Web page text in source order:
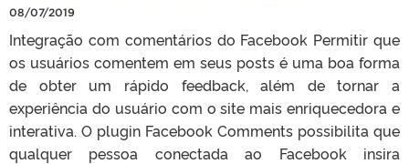
08/07/2019
Integração com comentários do Facebook Permitir que
os usuários comentem em seus posts é uma boa forma
de obter um rápido feedback, além de tornar a
experiência do usuário com o site mais enriquecedora e
interativa. O plugin Facebook Comments possibilita que
qualquer pessoa conectada ao Facebook insira